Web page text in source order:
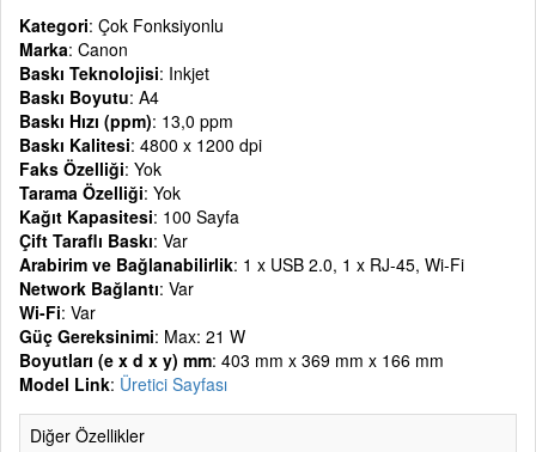
Kategori: Çok Fonksiyonlu
Marka: Canon
Baskı Teknolojisi: Inkjet
Baskı Boyutu: A4
Baskı Hızı (ppm): 13,0 ppm
Baskı Kalitesi: 4800 x 1200 dpi
Faks Özelliği: Yok
Tarama Özelliği: Yok
Kağıt Kapasitesi: 100 Sayfa
Çift Taraflı Baskı: Var
Arabirim ve Bağlanabilirlik: 1 x USB 2.0, 1 x RJ-45, Wi-Fi
Network Bağlantı: Var
Wi-Fi: Var
Güç Gereksinimi: Max: 21 W
Boyutları (e x d x y) mm: 403 mm x 369 mm x 166 mm
Model Link: Üretici Sayfası
Diğer Özellikler